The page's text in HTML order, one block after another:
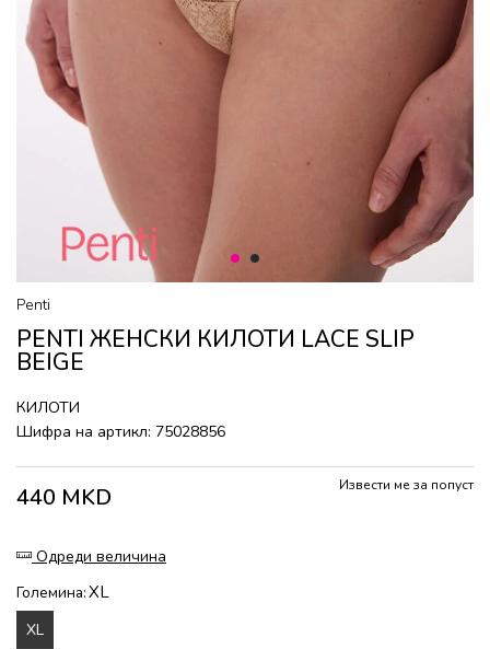
1 2
Penti
PENTI ЖЕНСКИ КИЛОТИ LACE SLIP
BEIGE
КИЛОТИ
Шифра на артикл: 75028856
440 MKD Извести ме за попуст
Одреди величина
Големина:XL
XL